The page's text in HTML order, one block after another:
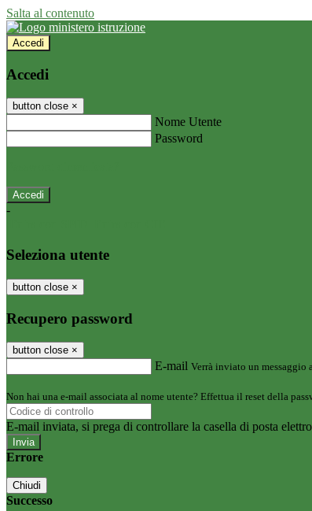
Salta al contenuto
Accedi
Accedi
button close ×
Nome Utente
Password
-
Seleziona utente
button close ×
Recupero password
button close ×
E-mail Verrà inviato un
Non hai una e-mail associata al nome utente? Effettua il reset della
E-mail inviata, si prega di controllare la casella di posta
Errore
Chiudi
Successo